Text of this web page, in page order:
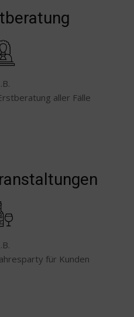
aller Fälle
für Kunden